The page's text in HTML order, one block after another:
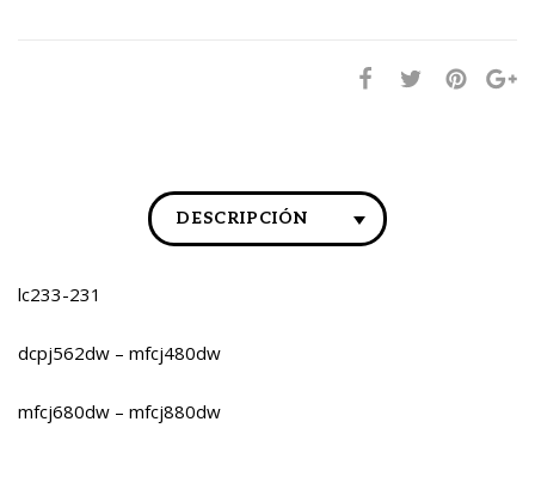
DESCRIPCIÓN
lc233-231
dcpj562dw – mfcj480dw
mfcj680dw – mfcj880dw